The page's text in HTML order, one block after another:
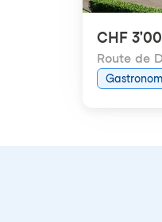
CHF
Route de